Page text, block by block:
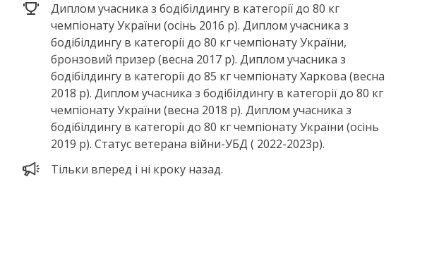
Диплом учасника з бодібілдингу в категорії до 80 кг
чемпіонату України (осінь 2016 р). Диплом учасника з
бодібілдингу в категорії до 80 кг чемпіонату України,
бронзовий призер (весна 2017 р). Диплом учасника з
бодібілдингу в категорії до 85 кг чемпіонату Харкова (весна
2018 р). Диплом учасника з бодібілдингу в категорії до 80 кг
чемпіонату України (весна 2018 р). Диплом учасника з
бодібілдингу в категорії до 80 кг чемпіонату України (осінь
2019 р). Статус ветерана війни-УБД ( 2022-2023р).
Тільки вперед і ні кроку назад.